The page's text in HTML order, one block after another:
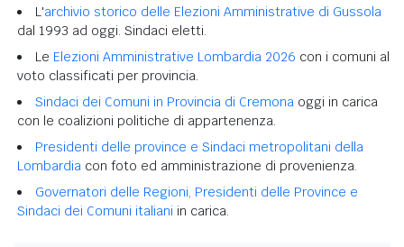
L'archivio storico delle Elezioni Amministrative di Gussola
dal 1993 ad oggi. Sindaci eletti.
Le Elezioni Amministrative Lombardia 2026 con i comuni al
voto classificati per provincia.
Sindaci dei Comuni in Provincia di Cremona oggi in carica
con le coalizioni politiche di appartenenza.
Presidenti delle province e Sindaci metropolitani della
Lombardia con foto ed amministrazione di provenienza.
Governatori delle Regioni, Presidenti delle Province e
Sindaci dei Comuni italiani in carica.